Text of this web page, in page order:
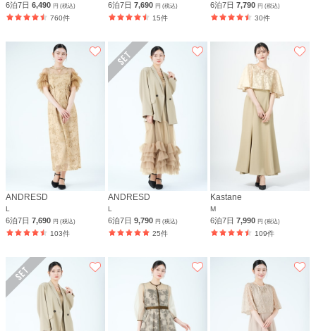
6泊7日 6,490 円 (税込)
760件
6泊7日7,690円 (税込)
15件
6泊7日7,790円 (税込)
30件
ANDRESD
L
6泊7日 7,690 円 (税込)
103件
ANDRESD
L
6泊7日9,790円 (税込)
25件
Kastane
M
6泊7日7,990円 (税込)
109件